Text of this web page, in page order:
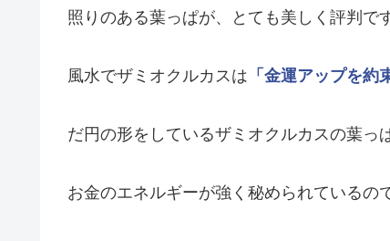
照りのある葉っぱが、とても美しく評判です
風水でザミオクルカスは 「金運アップを約
だ円の形をしているザミオクルカスの葉っ
お金のエネルギーが強く秘められているの